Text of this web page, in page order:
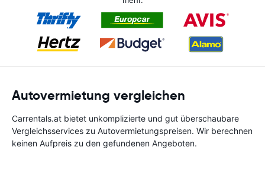
Autovermietung vergleichen
Carrentals.at bietet unkomplizierte und gut überschaubare
Vergleichsservices zu Autovermietungspreisen. Wir berechnen
keinen Aufpreis zu den gefundenen Angeboten.